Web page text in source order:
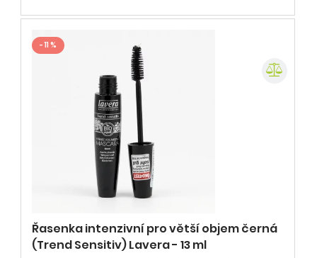
- 11 %
Řasenka intenzivní pro větší objem černá
(Trend Sensitiv) Lavera - 13 ml